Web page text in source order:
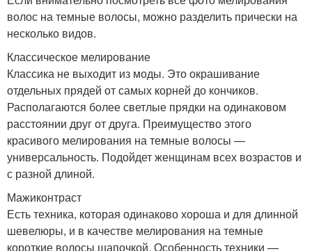
волос на темные волосы, можно разделить прически на
несколько видов.
Классическое мелирование
Классика не выходит из моды. Это окрашивание
отдельных прядей от самых корней до кончиков.
Располагаются более светлые прядки на одинаковом
расстоянии друг от друга. Преимущество этого
красивого мелирования на темные волосы —
универсальность. Подойдет женщинам всех возрастов и
с разной длиной.
Мажиконтраст
Есть техника, которая одинаково хороша и для длинной
шевелюры, и в качестве мелирования на темные
короткие волосы шапочкой. Особенность техники —